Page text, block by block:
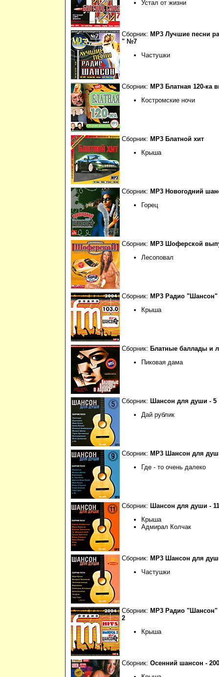
Устал от жизни
Сборник: МР3 Лучшие песни
" №7
Частушки
Сборник: МР3 Блатная 120-ка
Костромские ночи
Сборник: МР3 Блатной хит
Крыша
Сборник: МР3 Новогодний
Горец
Сборник: МР3 Шоферской
Лесоповал
Сборник: МР3 Радио "Шансон"
Крыша
Сборник: Блатные баллады и
Пиковая дама
Сборник: Шансон для души - 5
Дай рублик
Сборник: МР3 Шансон для
Где - то очень далеко
Сборник: Шансон для души - 11
Крыша
Адмирал Колчак
Сборник: МР3 Шансон для
Частушки
Сборник: МР3 Радио "Шансон"
2
Крыша
Сборник: Осенний шансон -